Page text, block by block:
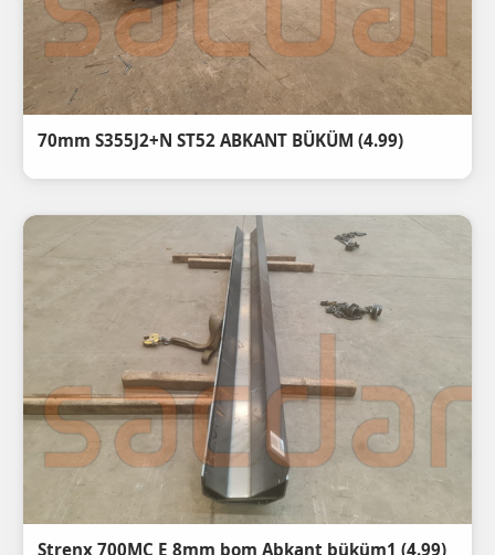
(4.99) 70mm S355J2+N ST52 ABKANT BÜKÜM
(4.99) Strenx 700MC E 8mm bom Abkant büküm1